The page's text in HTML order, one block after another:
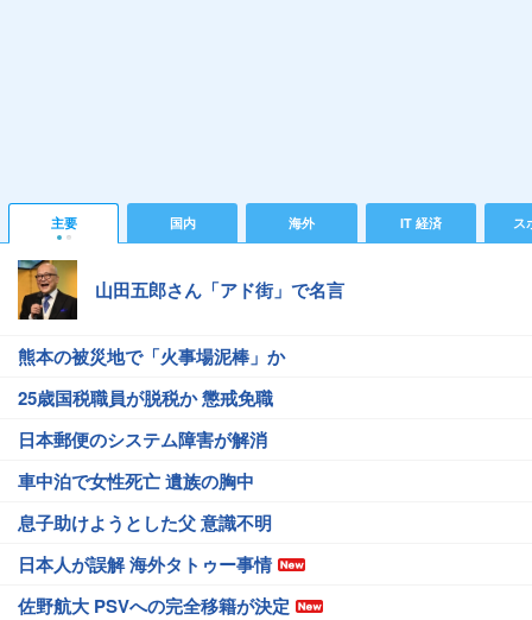
主要 国内 海外 IT 経済 ス
山田五郎さん「アド街」で名言
熊本の被災地で「火事場泥棒」か
25歳国税職員が脱税か 懲戒免職
日本郵便のシステム障害が解消
車中泊で女性死亡 遺族の胸中
息子助けようとした父 意識不明
日本人が誤解 海外タトゥー事情
佐野航大 PSVへの完全移籍が決定